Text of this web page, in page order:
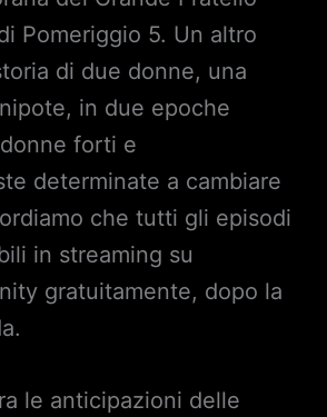
Pomeriggio 5. Un altro
di due donne, una
in due epoche
forti e
determinate a cambiare
che tutti gli episodi
in streaming su
gratuitamente, dopo la
le anticipazioni delle